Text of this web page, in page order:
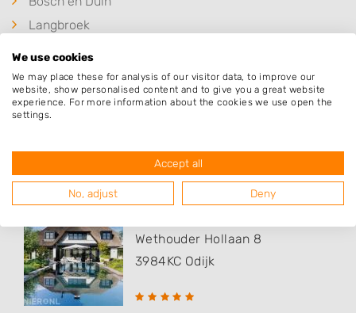
Langbroek
Woudenberg
Werkhoven
Populaire hoveniers
Wethouder Hollaan 8
3984KC Odijk
We use cookies
We may place these for analysis of our visitor data, to improve our
website, show personalised content and to give you a great website
experience. For more information about the cookies we use open the
settings.
Accept all
No, adjust Deny